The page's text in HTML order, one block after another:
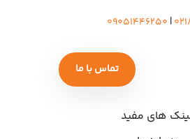
| ۰۹۰۵۱۴۴۶۲۵۰
تماس با ما
های مفید